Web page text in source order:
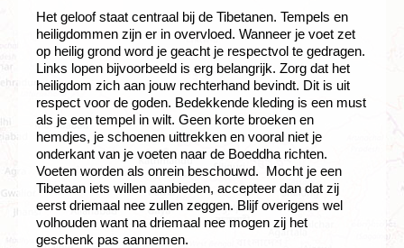
Het geloof staat centraal bij de Tibetanen. Tempels en
heiligdommen zijn er in overvloed. Wanneer je voet zet
op heilig grond word je geacht je respectvol te gedragen.
Links lopen bijvoorbeeld is erg belangrijk. Zorg dat het
heiligdom zich aan jouw rechterhand bevindt. Dit is uit
respect voor de goden. Bedekkende kleding is een must
als je een tempel in wilt. Geen korte broeken en
hemdjes, je schoenen uittrekken en vooral niet je
onderkant van je voeten naar de Boeddha richten.
Voeten worden als onrein beschouwd. Mocht je een
Tibetaan iets willen aanbieden, accepteer dan dat zij
eerst driemaal nee zullen zeggen. Blijf overigens wel
volhouden want na driemaal nee mogen zij het
geschenk pas aannemen.